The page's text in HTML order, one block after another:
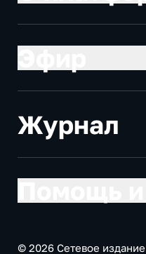
Журнал
© 2026 Сетевое